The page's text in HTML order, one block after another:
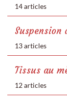
14 articles
Suspension
13 articles
Tissus au
12 articles